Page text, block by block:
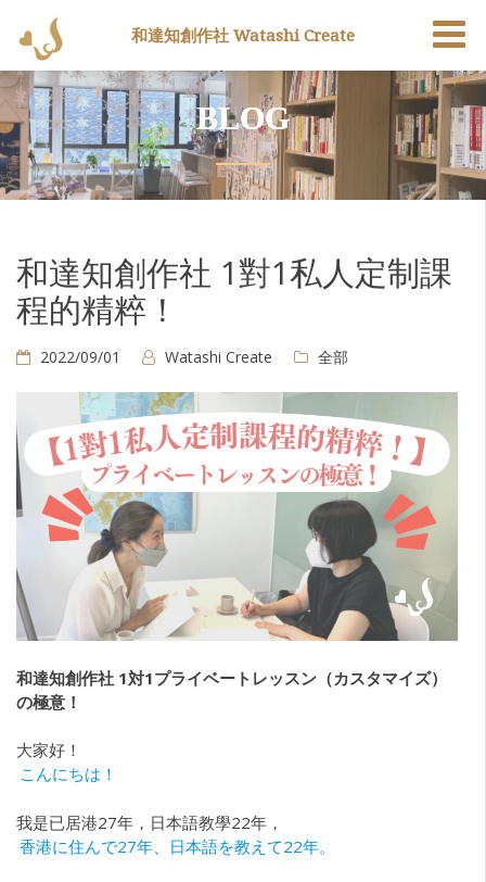
BLOG
和達知創作社 1對1私人定制課
程的精粹！
2022/09/01 Watashi Create 全部
和達知創作社 1対1プライベートレッスン（カスタマイズ）
の極意！
大家好！
こんにちは！
我是已居港27年，日本語教學22年，
香港に住んで27年、日本語を教えて22年。
和達知創作社 Watashi Create